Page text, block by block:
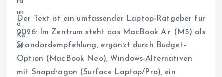
Der Text ist ein umfassender Laptop-Ratgeber für
2026: Im Zentrum steht das MacBook Air (M5) als
Standardempfehlung, ergänzt durch Budget-
Option (MacBook Neo), Windows-Alternativen
mit Snapdragon (Surface Laptop/Pro), ein